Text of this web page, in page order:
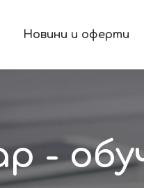
Новини и оферти
-